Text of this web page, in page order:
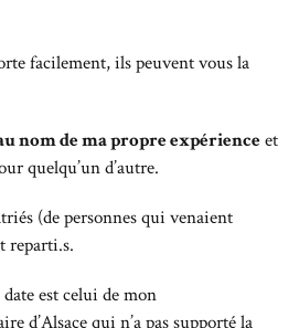
facilement, ils peuvent vous la
nom de ma propre expérienceet
quelqu’un d’autre.
(de personnes qui venaient
reparti.s.
est celui de mon
d’Alsace qui n’a pas supporté la